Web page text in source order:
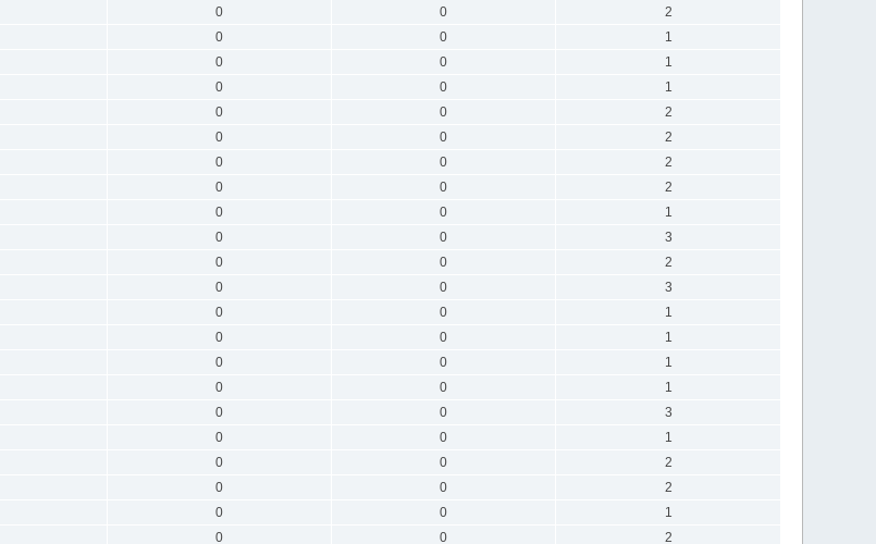
0 0
2
0 0
1
0 0
1
0 0
1
0 0
2
0 0
2
0 0
2
0 0
2
0 0
1
0 0
3
0 0
2
0 0
3
0 0
1
0 0
1
0 0
1
0 0
1
0 0
3
0 0
1
0 0
2
0 0
2
0 0
1
0 0 2